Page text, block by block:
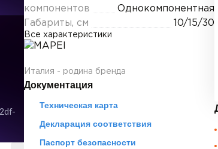
компонентов
Однокомпонентная
Габариты, см
10/15/30
Все характеристики
Италия - родина бренда
Документация
Техническая карта
Декларация соответствия
Паспорт безопасности